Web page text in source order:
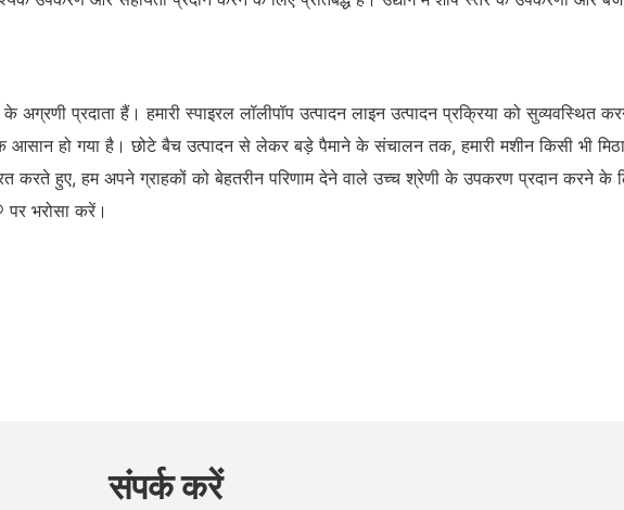
प्रदाता हैं। हमारी स्पाइरल लॉलीपॉप उत्पादन लाइन उत्पादन प्रक्रिया को सुव्यवस्थित
आसान हो गया है। छोटे बैच उत्पादन से लेकर बड़े पैमाने के संचालन तक, हमारी मशीन किसी भी
हुए, हम अपने ग्राहकों को बेहतरीन परिणाम देने वाले उच्च श्रेणी के उपकरण प्रदान करने के
भरोसा करें।
संपर्क करें